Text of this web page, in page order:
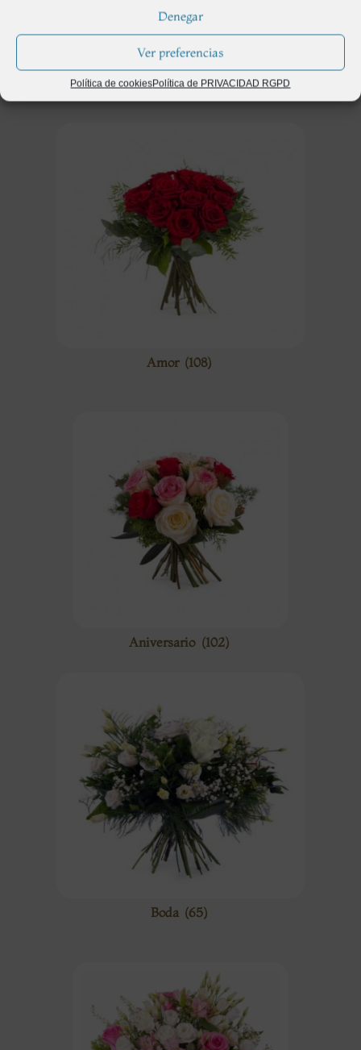
Denegar
Ver preferencias
Política de cookiesPolítica de PRIVACIDAD RGPD
Categorías
destacadas
Amor (108)
Aniversario (102)
Boda (65)